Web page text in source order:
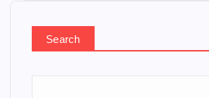
Search